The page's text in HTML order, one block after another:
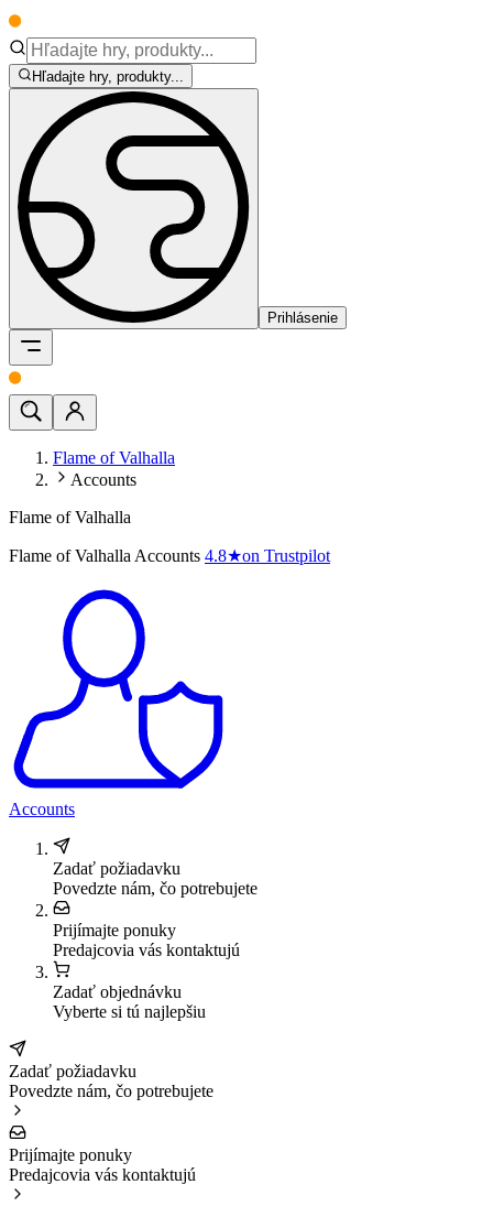
Hľadajte hry, produkty...
Prihlásenie
Flame of Valhalla
Accounts
Flame of Valhalla
Flame of Valhalla Accounts 4.8★on Trustpilot
Accounts
Zadať požiadavku
Povedzte nám, čo potrebujete
Prijímajte ponuky
Predajcovia vás kontaktujú
Zadať objednávku
Vyberte si tú najlepšiu
Zadať požiadavku
Povedzte nám, čo potrebujete
Prijímajte ponuky
Predajcovia vás kontaktujú